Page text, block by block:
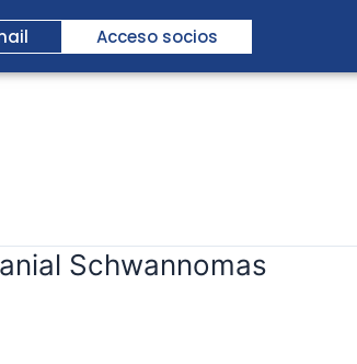
Acceso socios
Schwannomas